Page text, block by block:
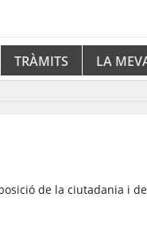
TRÀMITS LA
de la ciutadania i